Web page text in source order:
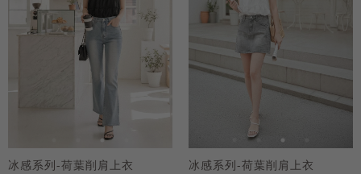
冰感系列-荷葉削肩上衣 冰感系列-荷葉削肩上衣